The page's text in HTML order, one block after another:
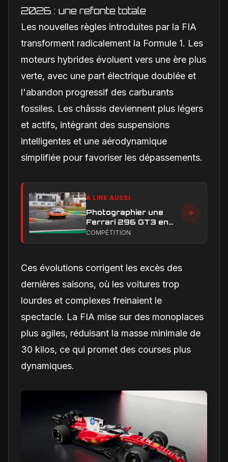
2026 : une refonte totale
Les nouvelles règles introduites par la FIA
transforment radicalement la Formule 1. Les
moteurs hybrides évoluent vers une ère plus
verte, avec une part électrique doublée et
l'abandon progressif des carburants
fossiles. Les châssis deviennent plus légers
et actifs, intégrant des suspensions
intelligentes et une aérodynamique
simplifiée pour favoriser les dépassements.
À LIRE AUSSI
Photographier une
Ferrari 296 GT3 en
action : construire une
COMPÉTITION
Ces évolutions corrigent les excès des
dernières saisons, où les voitures trop
lourdes et complexes freinaient le
spectacle. La FIA mise sur des monoplaces
plus agiles, réduisant la masse minimale de
30 kilos, ce qui promet des courses plus
dynamiques.